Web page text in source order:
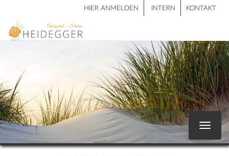
HIER ANMELDEN INTERN KONTAKT
Toggle